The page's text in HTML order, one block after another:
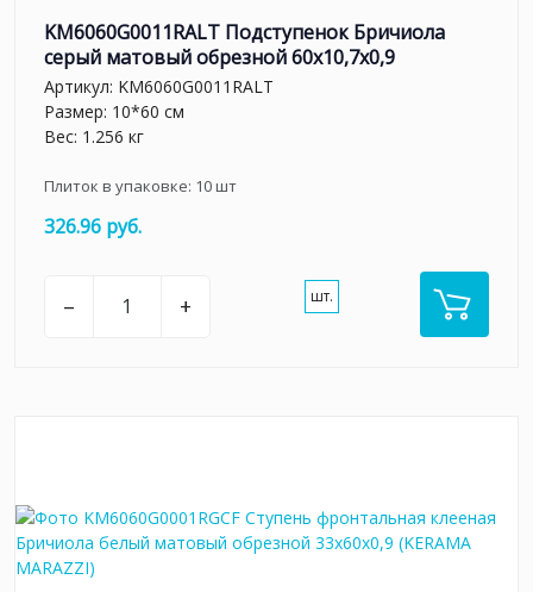
KM6060G0011RALT Подступенок Бричиола
серый матовый обрезной 60x10,7x0,9
Артикул: KM6060G0011RALT
Размер: 10*60 см
Вес: 1.256 кг
Плиток в упаковке: 10шт
326.96 руб.
– + шт.